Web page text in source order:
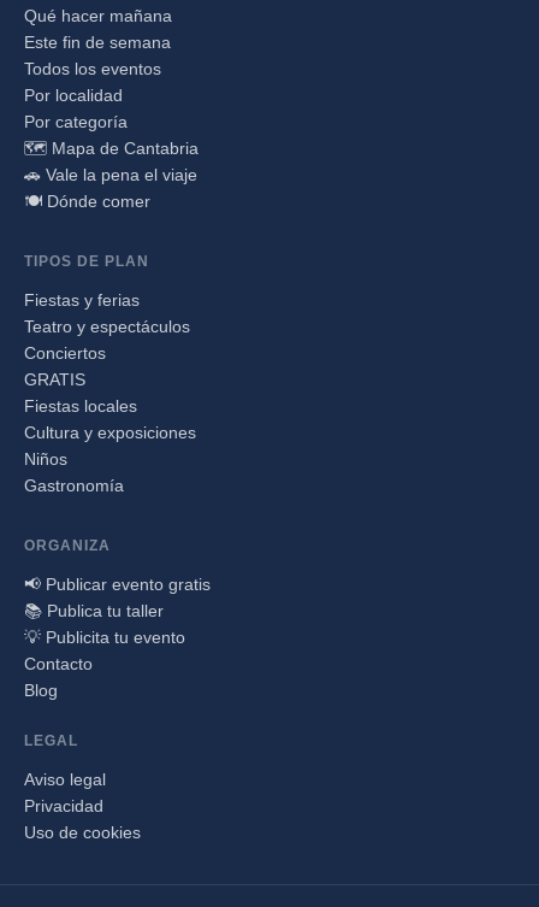
Qué hacer mañana
Este fin de semana
Todos los eventos
Por localidad
Por categoría
🗺️ Mapa de Cantabria
🚗 Vale la pena el viaje
🍽️ Dónde comer
TIPOS DE PLAN
Fiestas y ferias
Teatro y espectáculos
Conciertos
GRATIS
Fiestas locales
Cultura y exposiciones
Niños
Gastronomía
ORGANIZA
📢 Publicar evento gratis
📚 Publica tu taller
💡 Publicita tu evento
Contacto
Blog
LEGAL
Aviso legal
Privacidad
Uso de cookies